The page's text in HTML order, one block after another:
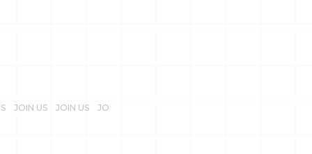
JOIN US JOIN US JOIN US JOIN US JOIN US JOIN US JOIN US